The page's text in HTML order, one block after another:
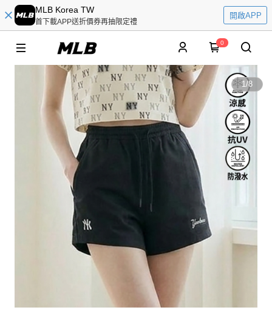
MLB Korea TW
首下載APP送折價券再抽限定禮
開啟APP
0
1/8